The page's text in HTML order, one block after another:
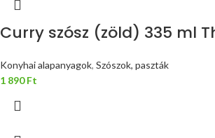
Curry szósz (zöld) 335 ml
Konyhai alapanyagok, Szószok, paszták
1 890Ft